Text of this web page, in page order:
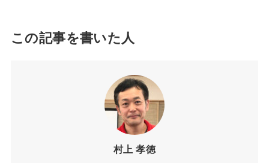
この記事を書いた人
村上 孝徳